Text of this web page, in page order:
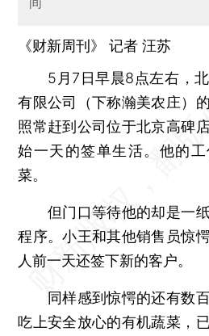
《财新周刊》 记者 汪苏
5月7日早晨8点左右，北
有限公司（下称瀚美农庄）
照常赶到公司位于北京高碑
始一天的签单生活。他的
菜。
但门口等待他的却是一纸
程序。小王和其他销售员惊
人前一天还签下新的客户。
同样感到惊愕的还有数百
吃上安全放心的有机蔬菜，